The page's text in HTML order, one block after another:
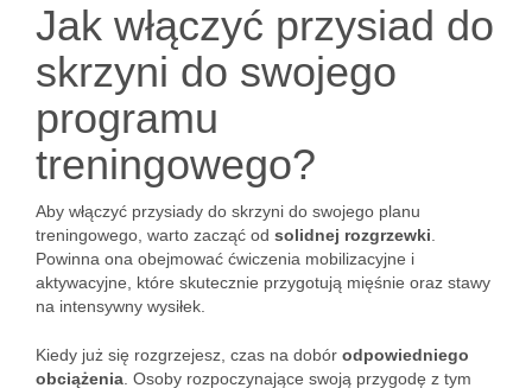
Jak włączyć przysiad do
skrzyni do swojego
programu
treningowego?
Aby włączyć przysiady do skrzyni do swojego planu
treningowego, warto zacząć od solidnej rozgrzewki
Powinna ona obejmować ćwiczenia mobilizacyjne i
aktywacyjne, które skutecznie przygotują mięśnie oraz stawy
na intensywny wysiłek.
Kiedy już się rozgrzejesz, czas na dobór odpowiedniego
obciążenia . Osoby rozpoczynające swoją przygodę z tym